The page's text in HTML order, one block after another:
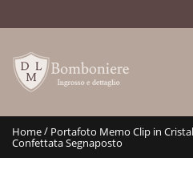
Home/ Portafoto Memo Clip in
Confettata Segnaposto